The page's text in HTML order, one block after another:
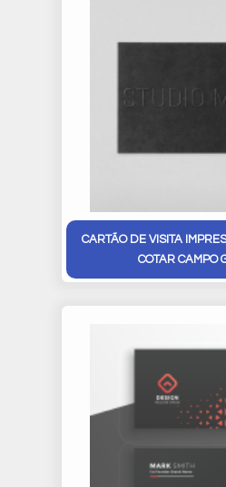
CARTÃO DE VISITA
COTAR CAMPO